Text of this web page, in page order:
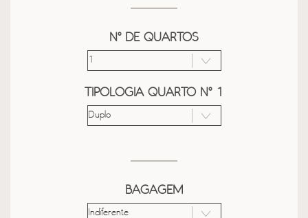
Nº DE QUARTOS
TIPOLOGIA QUARTO Nº 1
BAGAGEM